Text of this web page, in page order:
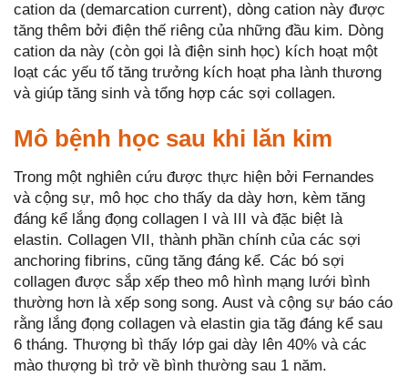
cation da (demarcation current), dòng cation này được
tăng thêm bởi điện thế riêng của những đầu kim. Dòng
cation da này (còn gọi là điện sinh học) kích hoạt một
loạt các yếu tố tăng trưởng kích hoạt pha lành thương
và giúp tăng sinh và tổng hợp các sợi collagen.
Mô bệnh học sau khi lăn kim
Trong một nghiên cứu được thực hiện bởi Fernandes
và cộng sự, mô học cho thấy da dày hơn, kèm tăng
đáng kể lắng đọng collagen I và III và đặc biệt là
elastin. Collagen VII, thành phần chính của các sợi
anchoring fibrins, cũng tăng đáng kể. Các bó sợi
collagen được sắp xếp theo mô hình mạng lưới bình
thường hơn là xếp song song. Aust và cộng sự báo cáo
rằng lắng đọng collagen và elastin gia tăg đáng kể sau
6 tháng. Thượng bì thấy lớp gai dày lên 40% và các
mào thượng bì trở về bình thường sau 1 năm.